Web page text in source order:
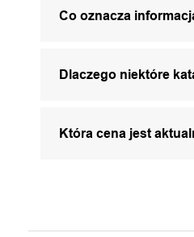
Co oznacza
Dlaczego niektóre
Która cena jest